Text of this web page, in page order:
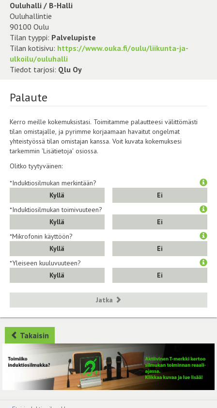
Ouluhalli / B-Halli
Ouluhallintie
90100 Oulu
Tilan tyyppi: Palvelupiste
Tilan kotisivu: https://www.ouka.fi/oulu/liikunta-ja-
ulkoilu/ouluhalli
Tiedot tarjosi: Qlu Oy
Palaute
Kerro meille kokemuksistasi. Toimitamme palautteesi välittömästi
tilan omistajalle, ja pyrimme korjaamaan havaitut ongelmat
yhteistyössä tilan omistajan kanssa. Voit kuvata kokemuksesi
tarkemmin 'Lisätietoja' osiossa.
Olitko tyytyväinen:
*Induktiosilmukan merkintään?
Kyllä
Ei
*Induktiosilmukan toimivuuteen?
Kyllä
Ei
*Mikrofonin käyttöön?
Kyllä
Ei
*Yleiseen kuuluvuuteen?
Kyllä
Ei
Jatka
Takaisin